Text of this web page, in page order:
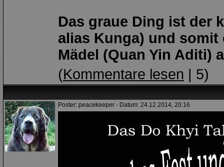
Das graue Ding ist der
alias Kunga) und
Mädel (Quan Yin Aditi)
(Kommentare lesen | 5)
Poster: peacekeeper - Datum: 24.12.2014, 20:16